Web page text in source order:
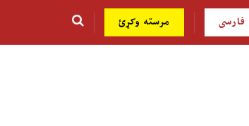
فارسی مرسته وکړئ